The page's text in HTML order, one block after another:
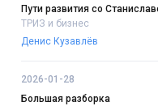
Пути развития со
ТРИЗ и бизнес
Денис Кузавлёв
2026-01-28
Большая разборка